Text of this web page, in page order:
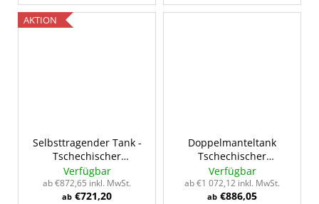
AKTION
Selbsttragender Tank -
Tschechischer
Standard 2-14m³
Verfügbar
ab €872,65 inkl. MwSt.
ab €721,20
Doppelmanteltank
Tschechischer
Standard 2-15m³
Verfügbar
ab €1 072,12 inkl. MwSt.
ab €886,05